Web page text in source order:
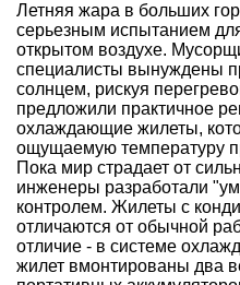
Летняя жара в больших
серьезным испытанием
открытом воздухе.
специалисты вынуждены
солнцем, рискуя
предложили практичное
охлаждающие жилеты,
ощущаемую температуру
Пока мир страдает от
инженеры разработали
контролем. Жилеты с
отличаются от обычной
отличие - в системе
жилет вмонтированы два